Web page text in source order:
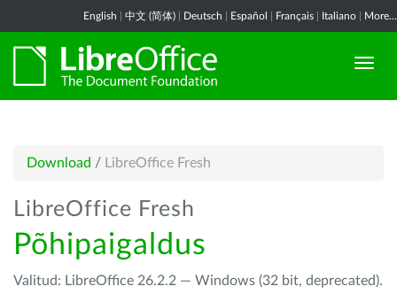
English 中文 (简体) Deutsch Español Français Italiano More...
Download / LibreOffice Fresh
LibreOffice Fresh
Põhipaigaldus
Valitud: LibreOffice 26.2.2 — Windows (32 bit, deprecated).